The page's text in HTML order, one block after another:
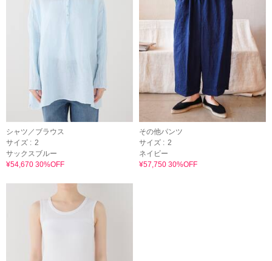
シャツ／ブラウス
サイズ : 2
サックスブルー
¥54,670 30%OFF
その他パンツ
サイズ : 2
ネイビー
¥57,750 30%OFF